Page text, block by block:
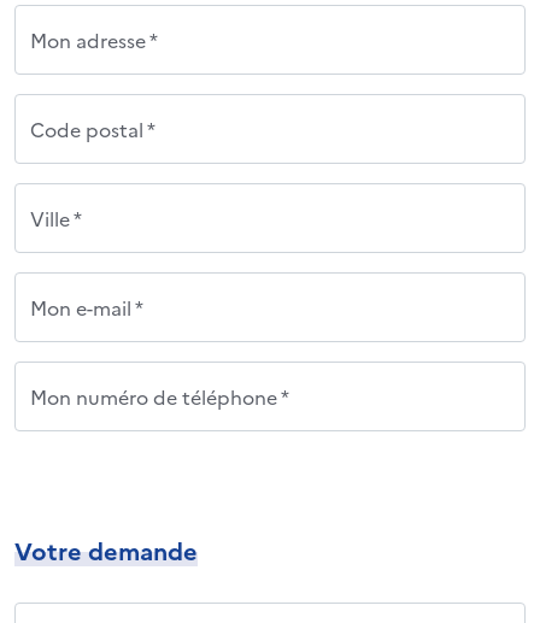
Mon adresse *
Code postal *
Ville *
Mon e-mail *
Mon numéro de téléphone *
Votre demande